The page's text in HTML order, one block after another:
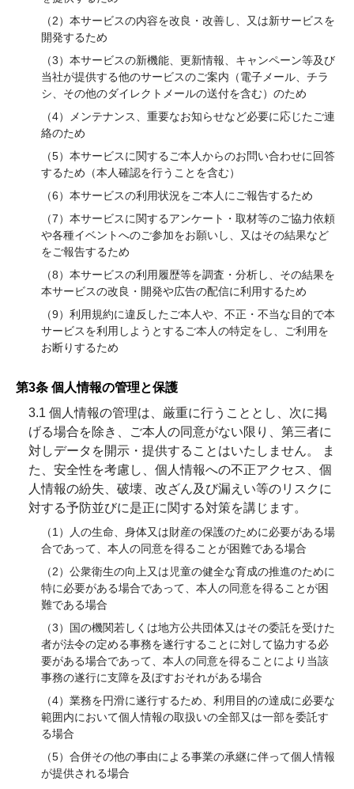
（2）本サービスの内容を改良・改善し、又は新サービスを
開発するため
（3）本サービスの新機能、更新情報、キャンペーン等及び
当社が提供する他のサービスのご案内（電子メール、チラ
シ、その他のダイレクトメールの送付を含む）のため
（4）メンテナンス、重要なお知らせなど必要に応じたご連
絡のため
（5）本サービスに関するご本人からのお問い合わせに回答
するため（本人確認を行うことを含む）
（6）本サービスの利用状況をご本人にご報告するため
（7）本サービスに関するアンケート・取材等のご協力依頼
や各種イベントへのご参加をお願いし、又はその結果など
をご報告するため
（8）本サービスの利用履歴等を調査・分析し、その結果を
本サービスの改良・開発や広告の配信に利用するため
（9）利用規約に違反したご本人や、不正・不当な目的で本
サービスを利用しようとするご本人の特定をし、ご利用を
お断りするため
第3条 個人情報の管理と保護
3.1 個人情報の管理は、厳重に行うこととし、次に掲
げる場合を除き、ご本人の同意がない限り、第三者に
対しデータを開示・提供することはいたしません。 ま
た、安全性を考慮し、個人情報への不正アクセス、個
人情報の紛失、破壊、改ざん及び漏えい等のリスクに
対する予防並びに是正に関する対策を講じます。
（1）人の生命、身体又は財産の保護のために必要がある場
合であって、本人の同意を得ることが困難である場合
（2）公衆衛生の向上又は児童の健全な育成の推進のために
特に必要がある場合であって、本人の同意を得ることが困
難である場合
（3）国の機関若しくは地方公共団体又はその委託を受けた
者が法令の定める事務を遂行することに対して協力する必
要がある場合であって、本人の同意を得ることにより当該
事務の遂行に支障を及ぼすおそれがある場合
（4）業務を円滑に遂行するため、利用目的の達成に必要な
範囲内において個人情報の取扱いの全部又は一部を委託す
る場合
（5）合併その他の事由による事業の承継に伴って個人情報
が提供される場合